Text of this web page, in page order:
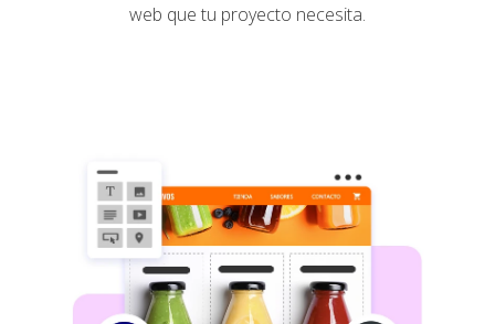
web que tu proyecto necesita.